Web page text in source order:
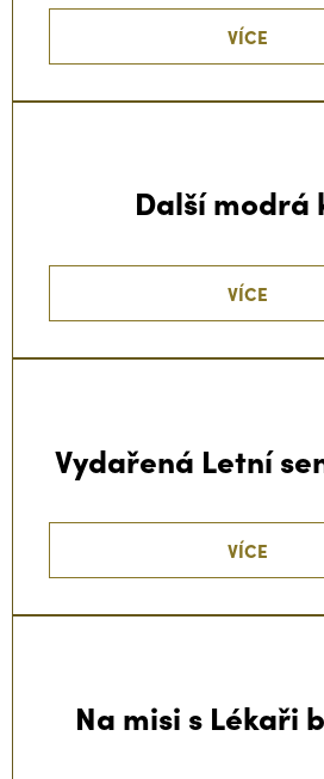
VÍCE
Další modrá
VÍCE
Vydařená Letní
VÍCE
Na misi s Lékaři